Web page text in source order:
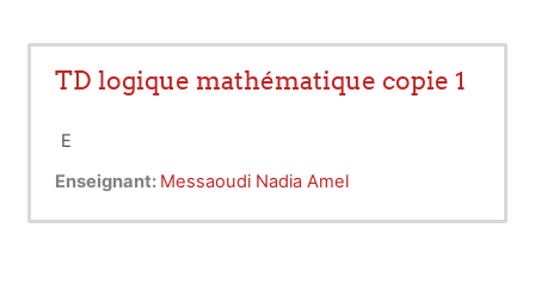
TD logique mathématique copie 1
E
Enseignant: Messaoudi Nadia Amel